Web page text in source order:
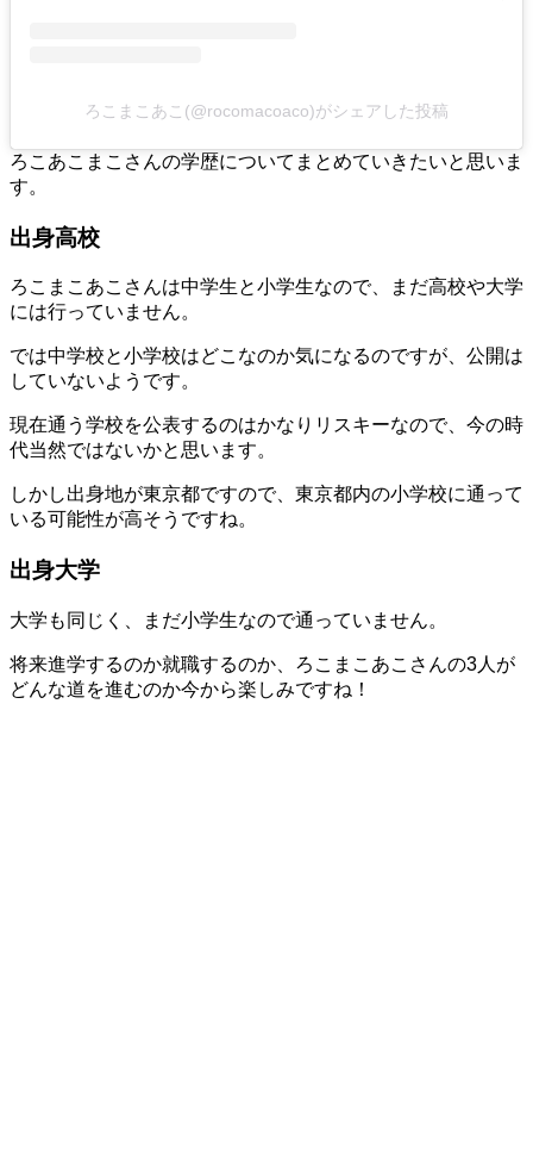
ろこまこあこ(@rocomacoaco)がシェアした投稿
ろこあこまこさんの学歴についてまとめていきたいと思いま
す。
出身高校
ろこまこあこさんは中学生と小学生なので、まだ高校や大学
には行っていません。
では中学校と小学校はどこなのか気になるのですが、公開は
していないようです。
現在通う学校を公表するのはかなりリスキーなので、今の時
代当然ではないかと思います。
しかし出身地が東京都ですので、東京都内の小学校に通って
いる可能性が高そうですね。
出身大学
大学も同じく、まだ小学生なので通っていません。
将来進学するのか就職するのか、ろこまこあこさんの3人が
どんな道を進むのか今から楽しみですね！